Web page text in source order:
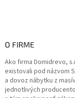
O FIRME
Ako firma Domidrevo,
existovali pod názvom
a dovoz nábytku z
jednotlivých